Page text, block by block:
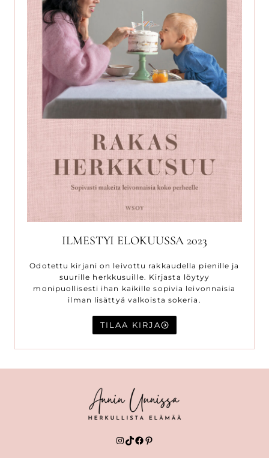
ILMESTYI ELOKUUSSA 2023
Odotettu kirjani on leivottu rakkaudella pienille ja
suurille herkkusuille. Kirjasta löytyy
monipuollisesti ihan kaikille sopivia leivonnaisia
ilman lisättyä valkoista sokeria.
TILAA KIRJA
Instagram
TikTok
Facebook
Pinterest